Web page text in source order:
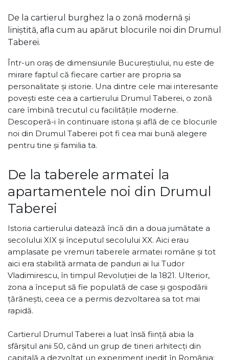
De la cartierul burghez la o zonă modernă și
liniștită, afla cum au apărut blocurile noi din Drumul
Taberei.
Într-un oraș de dimensiunile Bucureștiului, nu este de
mirare faptul că fiecare cartier are propria sa
personalitate și istorie. Una dintre cele mai interesante
povești este cea a cartierului Drumul Taberei, o zonă
care îmbină trecutul cu facilitățile moderne.
Descoperă-i în continuare istoria și află de ce blocurile
noi din Drumul Taberei pot fi cea mai bună alegere
pentru tine și familia ta.
De la taberele armatei la
apartamentele noi din Drumul
Taberei
Istoria cartierului datează încă din a doua jumătate a
secolului XIX şi începutul secolului XX. Aici erau
amplasate pe vremuri taberele armatei române și tot
aici era stabilită armata de panduri ai lui Tudor
Vladimirescu, în timpul Revoluției de la 1821. Ulterior,
zona a început să fie populată de case și gospodării
țărănești, ceea ce a permis dezvoltarea sa tot mai
rapidă.
Cartierul Drumul Taberei a luat însă ființă abia la
sfârșitul anii 50, când un grup de tineri arhitecți din
capitală a dezvoltat un experiment inedit în România: